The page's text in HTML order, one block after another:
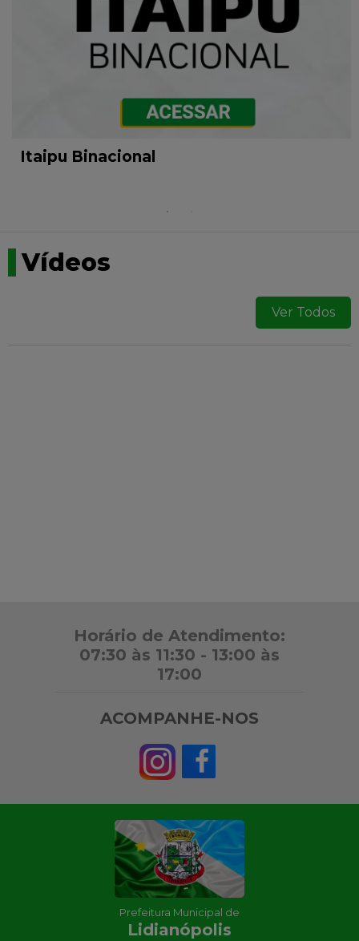
Previous
Itaipu Binacional
Vídeos
Ver Todos
Horário de Atendimento:
07:30 às 11:30 - 13:00 às
17:00
ACOMPANHE-NOS
Prefeitura Municipal de
Lidianópolis